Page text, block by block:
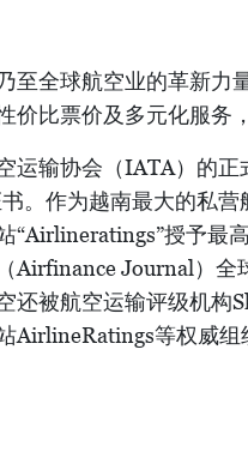
至全球航空业的革新力
价比票价及多元化服务
运输协会（IATA）的
。作为越南最大的私
“Airlineratings”授予最
Airfinance Journal）
还被航空运输评级机构
AirlineRatings等权威组